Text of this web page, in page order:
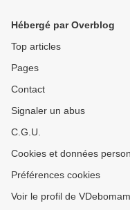
Hébergé par Overblog
Top articles
Pages
Contact
Signaler un abus
C.G.U.
Cookies et données
Préférences cookies
Voir le profil de